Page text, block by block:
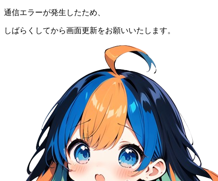
通信エラーが発生したため、
しばらくしてから画面更新をお願いいたします。